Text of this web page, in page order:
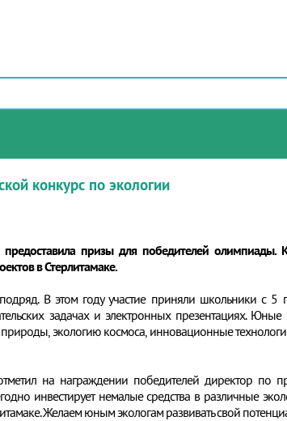
конкурс по экологии
призы для победителей олимпиады.
в Стерлитамаке.
В этом году участие приняли школьники с
задачах и электронных презентациях. Юные
экологию космоса, инновационные
на награждении победителей директор по
инвестирует немалые средства в различные
Желаем юным экологам развивать свой